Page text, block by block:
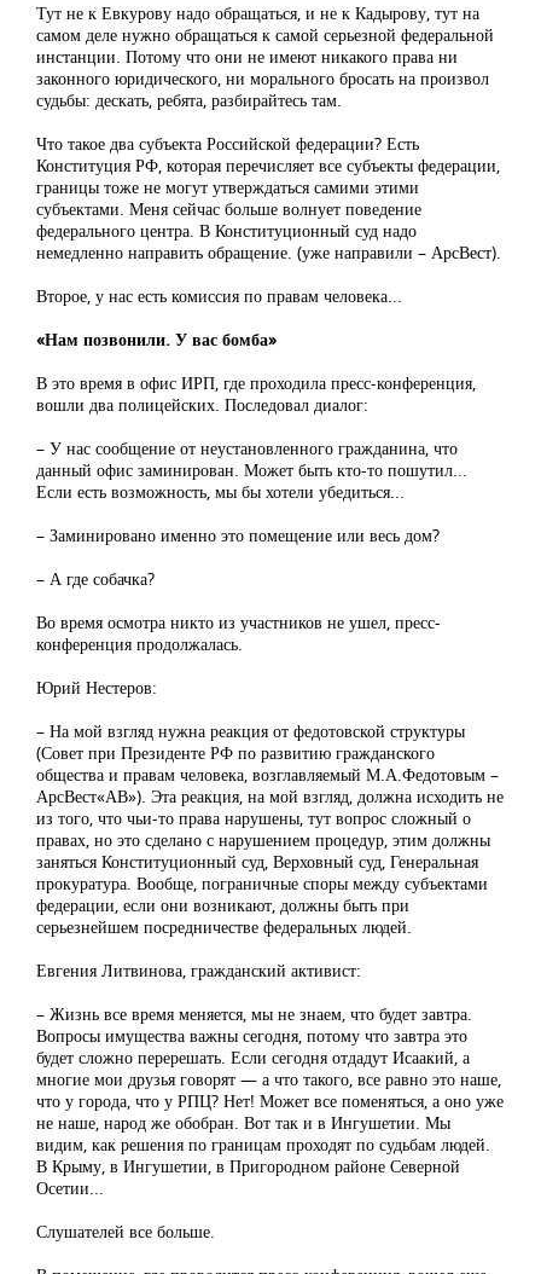
Тут не к Евкурову надо обращаться, и не к Кадырову, тут на
самом деле нужно обращаться к самой серьезной федеральной
инстанции. Потому что они не имеют никакого права ни
законного юридического, ни морального бросать на произвол
судьбы: дескать, ребята, разбирайтесь там.
Что такое два субъекта Российской федерации? Есть
Конституция РФ, которая перечисляет все субъекты федерации,
границы тоже не могут утверждаться самими этими
субъектами. Меня сейчас больше волнует поведение
федерального центра. В Конституционный суд надо
немедленно направить обращение. (уже направили – АрсВест).
Второе, у нас есть комиссия по правам человека...
«Нам позвонили. У вас бомба»
В это время в офис ИРП, где проходила пресс-конференция,
вошли два полицейских. Последовал диалог:
– У нас сообщение от неустановленного гражданина, что
данный офис заминирован. Может быть кто-то пошутил...
Если есть возможность, мы бы хотели убедиться...
– Заминировано именно это помещение или весь дом?
– А где собачка?
Во время осмотра никто из участников не ушел, пресс-
конференция продолжалась.
Юрий Нестеров:
– На мой взгляд нужна реакция от федотовской структуры
(Совет при Президенте РФ по развитию гражданского
общества и правам человека, возглавляемый М.А.Федотовым –
АрсВест«АВ»). Эта реакция, на мой взгляд, должна исходить не
из того, что чьи-то права нарушены, тут вопрос сложный о
правах, но это сделано с нарушением процедур, этим должны
заняться Конституционный суд, Верховный суд, Генеральная
прокуратура. Вообще, пограничные споры между субъектами
федерации, если они возникают, должны быть при
серьезнейшем посредничестве федеральных людей.
Евгения Литвинова, гражданский активист:
– Жизнь все время меняется, мы не знаем, что будет завтра.
Вопросы имущества важны сегодня, потому что завтра это
будет сложно перерешать. Если сегодня отдадут Исаакий, а
многие мои друзья говорят — а что такого, все равно это наше,
что у города, что у РПЦ? Нет! Может все поменяться, а оно уже
не наше, народ же обобран. Вот так и в Ингушетии. Мы
видим, как решения по границам проходят по судьбам людей.
В Крыму, в Ингушетии, в Пригородном районе Северной
Осетии...
Слушателей все больше.